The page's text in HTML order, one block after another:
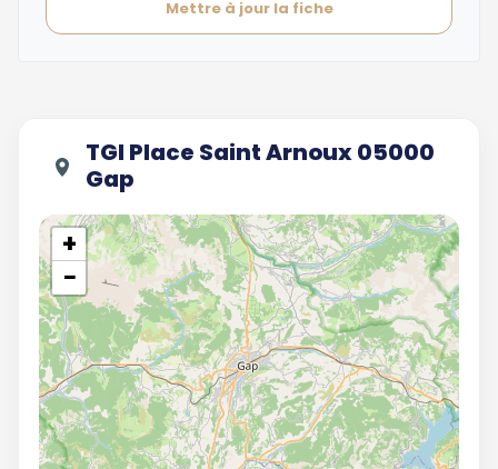
Mettre à jour la fiche
TGI Place Saint Arnoux 05000
Gap
+
−